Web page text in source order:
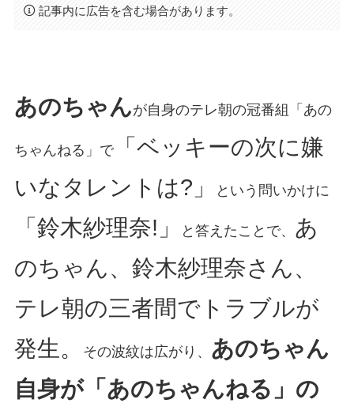
記事内に広告を含む場合があります。
あのちゃんが自身のテレ朝の冠番組「あの
ちゃんねる」で「ベッキーの次に嫌
いなタレントは?」
という問いかけに
「鈴木紗理奈!」 と答えたことで、 あ
のちゃん、鈴木紗理奈さん、
テレ朝の三者間でトラブルが
発生。
その波紋は広がり、 あのちゃん
自身が「あのちゃんねる」の